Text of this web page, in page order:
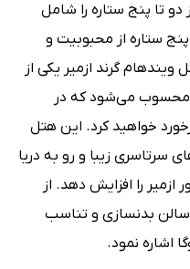
تا پنج ستاره را شامل
ستاره از محبوبیت و
گرند ازمیر یکی از
محسوب می‌شود که در
خواهید کرد. این هتل
سرتاسری زیبا و رو به دریا
را افزایش دهد. از
سالن بدنسازی و تناسب
اشاره نمود.